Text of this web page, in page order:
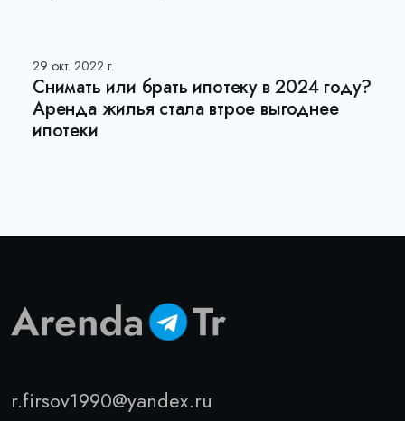
29 окт. 2022 г.
Снимать или брать ипотеку в 2024 году?
Аренда жилья стала втрое выгоднее
ипотеки
r.firsov1990@yandex.ru